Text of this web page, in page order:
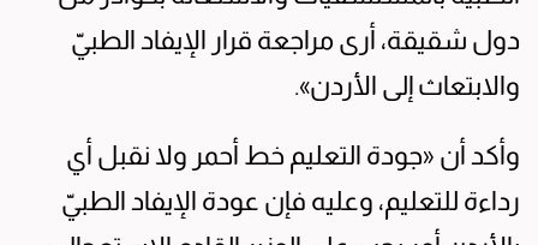
دول شقيقة، أرى مراجعة قرار الإيفاد الطبيّ
والابتعاث إلى الأردن».
‏وأكد أن «جودة التعليم خط أحمر ولا نقبل أي
رداءة للتعليم، ‏وعليه ‏فإن عودة الإيفاد الطبيّ